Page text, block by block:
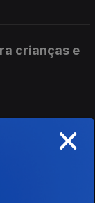
crianças e
Seguro×